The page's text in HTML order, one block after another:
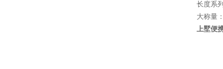
长度系
大称量
上墅便